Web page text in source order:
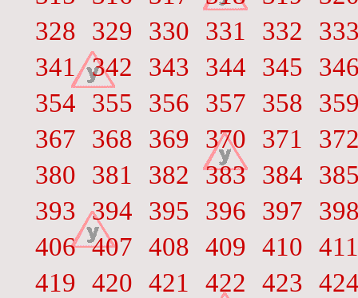
328
329 330 331 332
341
342 343 344 345
354
355 356 357 358
367
368 369 370 371
380
381 382 383 384
393 394 395 396 397
406 407 408 409 410 411
419 420 421 422 423